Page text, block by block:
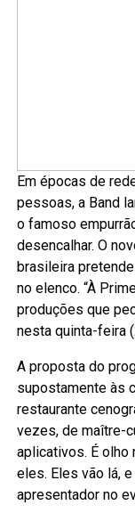
Em épocas de
pessoas, a Band
o famoso
desencalhar. O
brasileira
no elenco. “À
produções que
nesta quinta-feira
A proposta do
supostamente às
restaurante
vezes, de maître-
aplicativos. É olho
eles. Eles vão lá,
apresentador no